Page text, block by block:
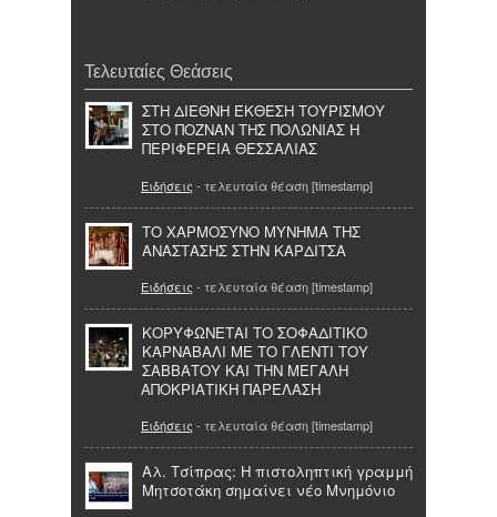
Τελευταίες Θεάσεις
ΣΤΗ ΔΙΕΘΝΗ ΈΚΘΕΣΗ ΤΟΥΡΙΣΜΟΥ
ΣΤΟ ΠΟΖΝΑΝ ΤΗΣ ΠΟΛΩΝΙΑΣ Η
ΠΕΡΙΦΕΡΕΙΑ ΘΕΣΣΑΛΙΑΣ
Ειδήσεις - τελευταία θέαση [timestamp]
ΤΟ ΧΑΡΜΟΣΥΝΟ ΜΥΝΗΜΑ ΤΗΣ
ΑΝΑΣΤΑΣΗΣ ΣΤΗΝ ΚΑΡΔΙΤΣΑ
Ειδήσεις - τελευταία θέαση [timestamp]
ΚΟΡΥΦΩΝΕΤΑΙ ΤΟ ΣΟΦΑΔΙΤΙΚΟ
ΚΑΡΝΑΒΑΛΙ ΜΕ ΤΟ ΓΛΕΝΤΙ ΤΟΥ
ΣΑΒΒΑΤΟΥ ΚΑΙ ΤΗΝ ΜΕΓΑΛΗ
ΑΠΟΚΡΙΑΤΙΚΗ ΠΑΡΕΛΑΣΗ
Ειδήσεις - τελευταία θέαση [timestamp]
Αλ. Τσίπρας: Η πιστοληπτική γραμμή
Μητσοτάκη σημαίνει νέο Μνημόνιο